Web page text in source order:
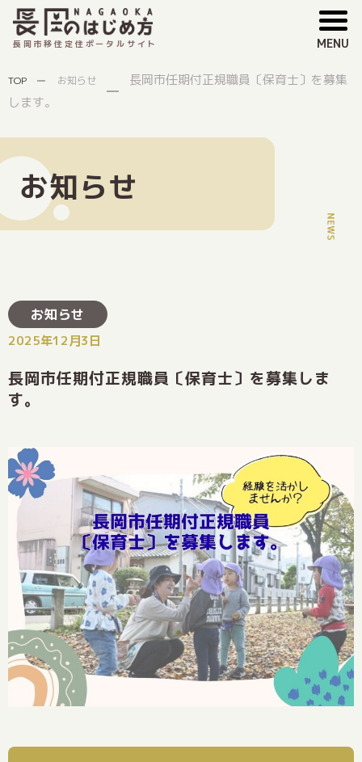
長岡市移住定住ポータルサイト MENU
TOP お知らせ
長岡市任期付正規職員〔保育士〕を募集
します。
お知らせ
お知らせ
2025年12月3日
長岡市任期付正規職員〔保育士〕を募集しま
す。